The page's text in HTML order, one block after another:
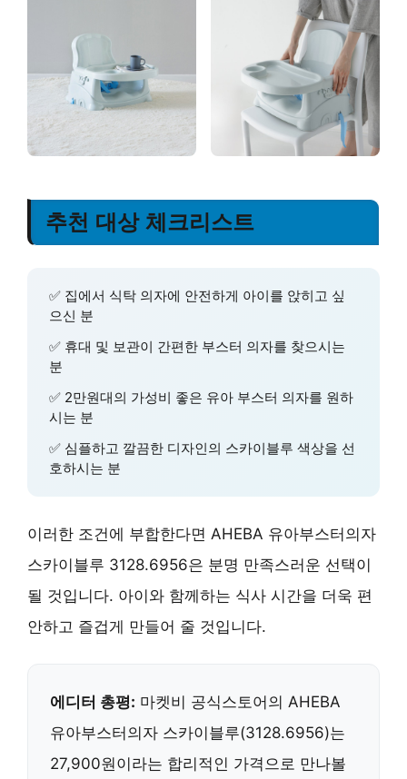
추천 대상 체크리스트
✅ 집에서 식탁 의자에 안전하게 아이를 앉히고 싶
으신 분
✅ 휴대 및 보관이 간편한 부스터 의자를 찾으시는
분
✅ 2만원대의 가성비 좋은 유아 부스터 의자를 원하
시는 분
✅ 심플하고 깔끔한 디자인의 스카이블루 색상을 선
호하시는 분
이러한 조건에 부합한다면 AHEBA 유아부스터의자
스카이블루 3128.6956은 분명 만족스러운 선택이
될 것입니다. 아이와 함께하는 식사 시간을 더욱 편
안하고 즐겁게 만들어 줄 것입니다.
에디터 총평: 마켓비 공식스토어의 AHEBA
유아부스터의자 스카이블루(3128.6956)는
27,900원이라는 합리적인 가격으로 만나볼